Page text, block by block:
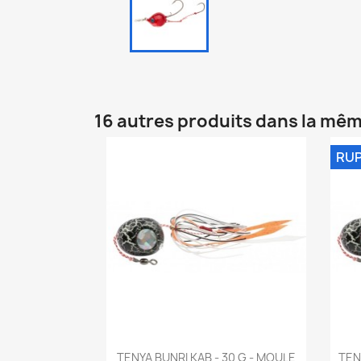
16 autres produits dans la
Aperçu rapide
TENYA BUNRI KAB - 30 G - MOULE